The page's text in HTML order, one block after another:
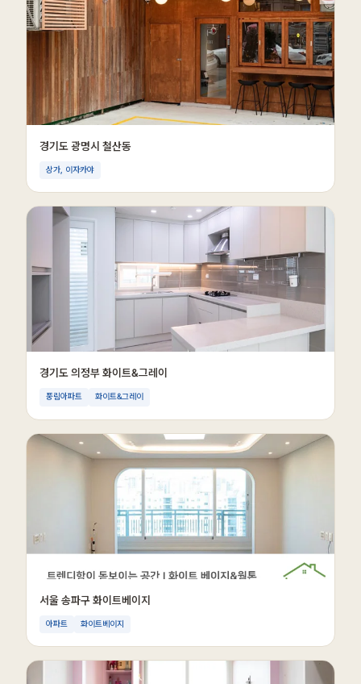
경기도 광명시 철산동
상가, 이자카야
경기도 의정부 화이트&그레이
풍림아파트 화이트&그레이
서울 송파구 화이트베이지
아파트 화이트베이지